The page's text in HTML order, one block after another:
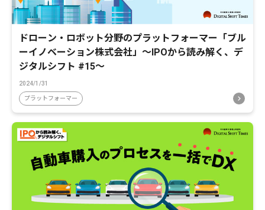
ドローン・ロボット分野のプラットフォーマー「ブル
ーイノベーション株式会社」〜IPOから読み解く、デ
ジタルシフト #15〜
2024/1/31
プラットフォーマー